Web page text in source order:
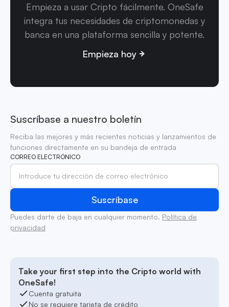
Empieza a usar Cripto fácilmente. OneSafe
integra tus necesidades de criptomonedas y
banca en una plataforma sencilla y potente.
Empieza hoy
Suscríbase a nuestro boletín
Reciba las mejores y más recientes noticias y lanzamientos de
funciones directamente en su bandeja de entrada
CORREO ELECTRÓNICO
Puedes darte de baja en cualquier momento. Política de
privacidad
Take your first step into the Cripto world with
OneSafe!
Cuenta gratuita
No se requiere tarjeta de crédito